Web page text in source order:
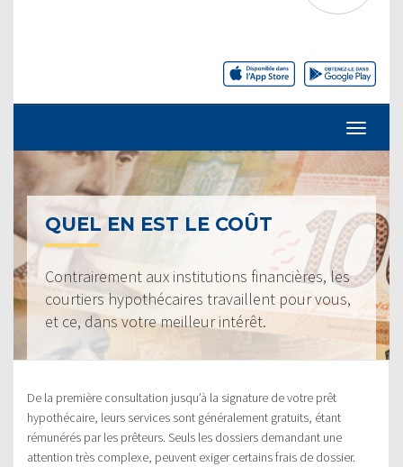
QUEL EN EST LE COÛT
Contrairement aux institutions financières, les
courtiers hypothécaires travaillent pour vous,
et ce, dans votre meilleur intérêt.
De la première consultation jusqu’à la signature de votre prêt
hypothécaire, leurs services sont généralement gratuits, étant
rémunérés par les prêteurs. Seuls les dossiers demandant une
attention très complexe, peuvent exiger certains frais de dossier.